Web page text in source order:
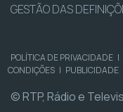
GESTÃO DAS
POLÍTICA DE PRIVACIDADE |
CONDIÇÕES | PUBLICIDADE
© RTP, Rádio e